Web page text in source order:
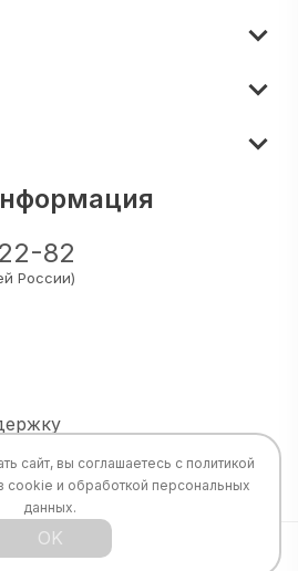
82
России)
© 2026 Разработка:
сайт, вы соглашаетесь с политикой
cookie и обработкой персональных
данных.
OK